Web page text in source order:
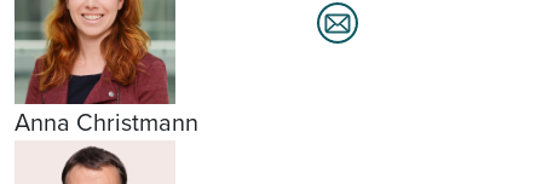
Anna Christmann